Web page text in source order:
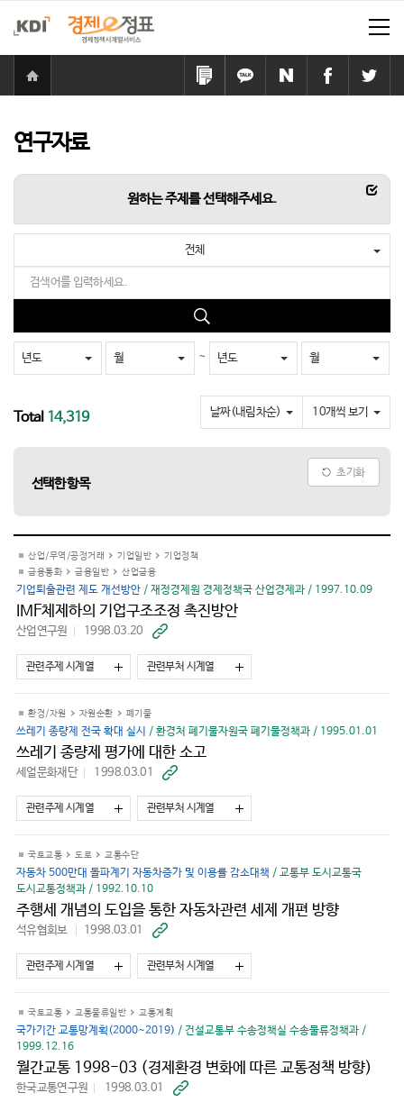
로
동
링
크
카
카
기
네
이
페
이
트
위
기
연구자료
원하는 주제를 선택해주세요.
항목
Total 14,319
전체
입
력
하
요
검
색
년도
월 ~ 년도 월
날짜(내림차순) 10개씩 보기
선택한 항목
초기화
산업/무역/공정거래 기업일반
기업정책
금융통화
금융일반 산업금융
기업퇴출관련 제도 개선방안 / 재정경제원 경제정책국 산업경제과 / 1997.10.09
IMF체제하의 기업구조조정 촉진방안
산업연구원 1998.03.20
바
가
기
관련주제 시계열 관련부처 시계열
환경/자원 자원순환 폐기물
쓰레기 종량제 전국 확대 실시 / 환경처 폐기물자원국 폐기물정책과 / 1995.01.01
쓰레기 종량제 평가에 대한 소고
세얼문화재단 1998.03.01
바
가
기
관련주제 시계열 관련부처 시계열
국토교통 도로 교통수단
자동차 500만대 돌파계기 자동차증가 및 이용률 감소대책 / 교통부 도시교통국
도시교통정책과 / 1992.10.10
주행세 개념의 도입을 통한 자동차관련 세제 개편 방향
석유협회보 1998.03.01
바
가
기
관련주제 시계열 관련부처 시계열
국토교통 교통물류일반 교통계획
국가기간 교통망계획(2000~2019) / 건설교통부 수송정책실 수송물류정책과 /
1999.12.16
월간교통 1998-03 (경제환경 변화에 따른 교통정책 방향)
한국교통연구원 1998.03.01
바